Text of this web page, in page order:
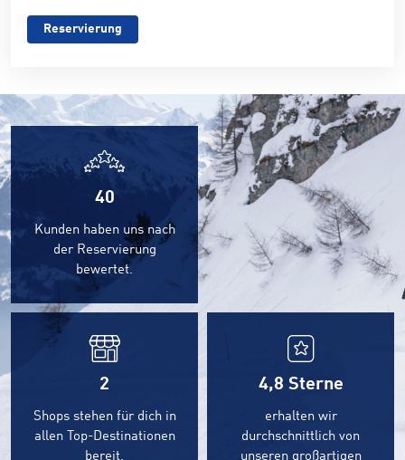
Reservierung
40
Kunden haben uns nach
der Reservierung
bewertet.
2
Shops stehen für dich in
allen Top-Destinationen
bereit.
4,8 Sterne
erhalten wir
durchschnittlich von
unseren großartigen